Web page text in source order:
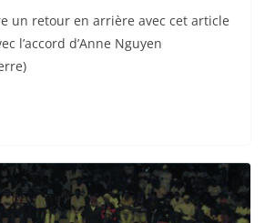
un retour en arrière avec cet article
l’accord d’Anne Nguyen